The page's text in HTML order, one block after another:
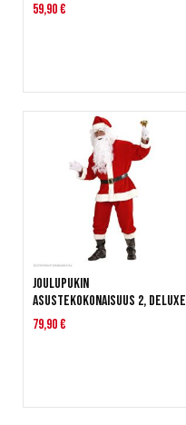
59,90 €
Joulupukin
asustekokonaisuus 2, deluxe
79,90 €